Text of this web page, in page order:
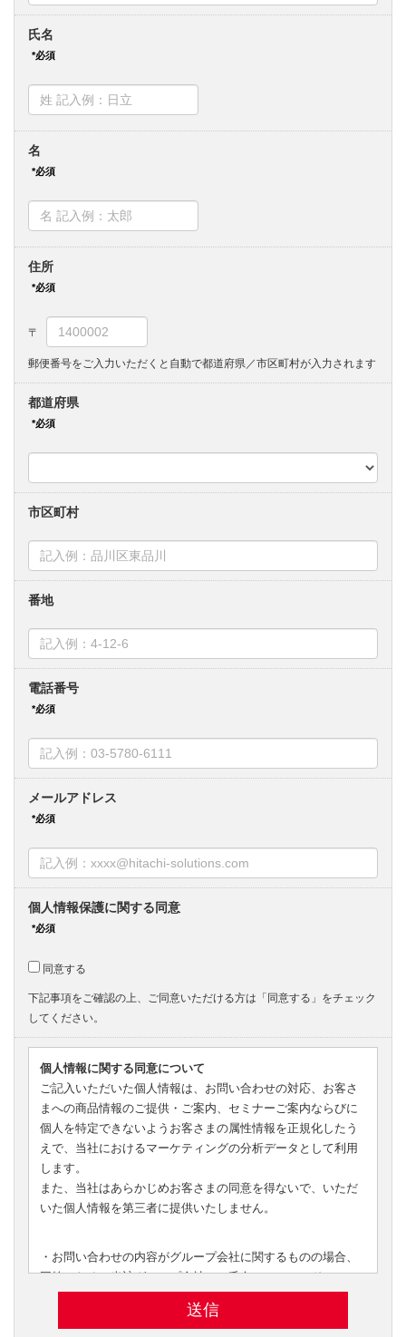
氏名
名
住所
郵便番号をご入力いただくと自動で都道府県／市区町村が入力されます
都道府県
市区町村
番地
電話番号
メールアドレス
個人情報保護に関する同意
同意する
下記事項をご確認の上、ご同意いただける方は「同意する」をチェック
してください。
個人情報に関する同意について
ご記入いただいた個人情報は、お問い合わせの対応、お客さ
まへの商品情報のご提供・ご案内、セミナーご案内ならびに
個人を特定できないようお客さまの属性情報を正規化したう
えで、当社におけるマーケティングの分析データとして利用
します。
また、当社はあらかじめお客さまの同意を得ないで、いただ
いた個人情報を第三者に提供いたしません。
・お問い合わせの内容がグループ会社に関するものの場合、
回答のために当該グループ会社へ、氏名、メールアドレス、
問い合わせ管理システム内またはメールで転送し、当該